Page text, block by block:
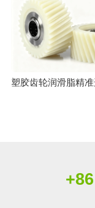
塑胶齿轮润滑脂精